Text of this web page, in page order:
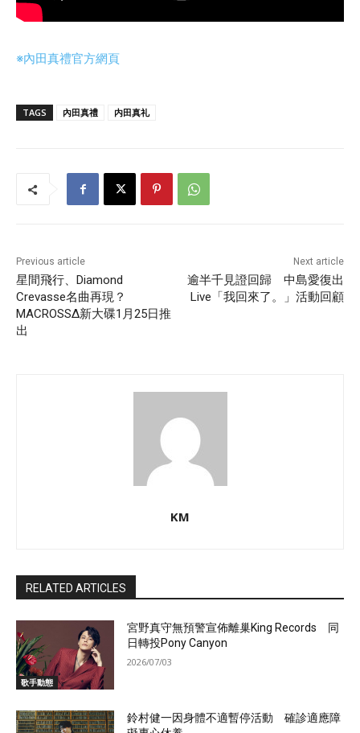
※內田真禮官方網頁
TAGS 內田真禮 内田真礼
Previous article
星間飛行、Diamond
Crevasse名曲再現？
MACROSSΔ新大碟1月25日推
出
Next article
逾半千見證回歸 中島愛復出
Live「我回來了。」活動回顧
KM
RELATED ARTICLES
歌手動態
宮野真守無預警宣佈離巢King Records 同
日轉投Pony Canyon
2026/07/03
鈴村健一因身體不適暫停活動 確診適應障